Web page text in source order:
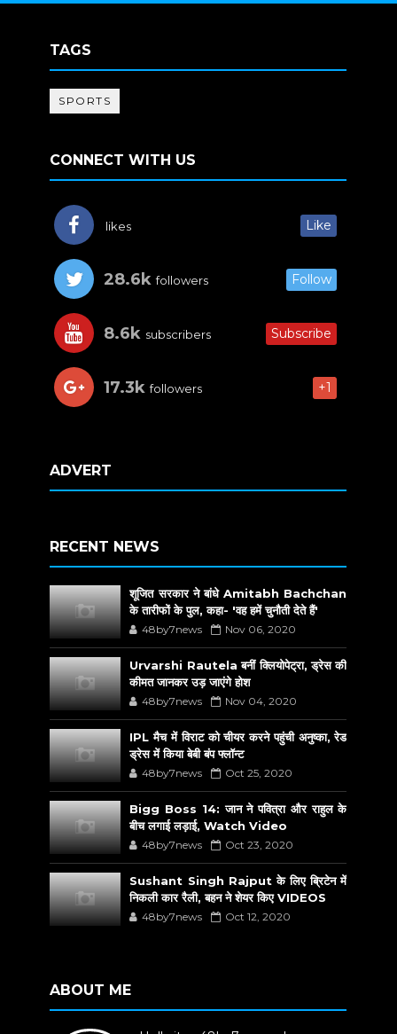
TAGS
SPORTS
CONNECT WITH US
likes Like
28.6k followers Follow
8.6k subscribers Subscribe
17.3k followers +1
ADVERT
RECENT NEWS
शूजित सरकार ने बांधे Amitabh Bachchan
के तारीफों के पुल, कहा- 'वह हमें चुनौती देते हैं'
48by7news Nov 06, 2020
Urvarshi Rautela बनीं क्लियोपेट्रा, ड्रेस की
कीमत जानकर उड़ जाएंगे होश
48by7news Nov 04, 2020
IPL मैच में विराट को चीयर करने पहुंची अनुष्का, रेड
ड्रेस में किया बेबी बंप फ्लॉन्ट
48by7news Oct 25, 2020
Bigg Boss 14: जान ने पवित्रा और राहुल के
बीच लगाई लड़ाई, Watch Video
48by7news Oct 23, 2020
Sushant Singh Rajput के लिए ब्रिटेन में
निकली कार रैली, बहन ने शेयर किए VIDEOS
48by7news Oct 12, 2020
ABOUT ME